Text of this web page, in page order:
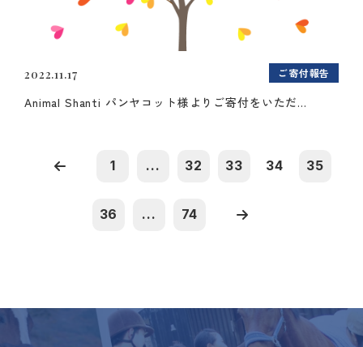
2022.11.17 ご寄付報告
Animal Shanti パンヤコット様よりご寄付をいただ...
1 ... 32 33 34 35
36 ... 74